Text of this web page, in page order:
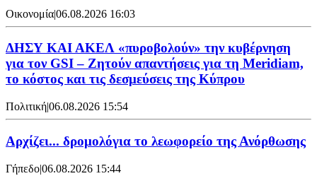
Οικονομία|06.08.2026 16:03
ΔΗΣΥ ΚΑΙ ΑΚΕΛ «πυροβολούν» την κυβέρνηση
για τον GSI – Ζητούν απαντήσεις για τη Meridiam,
το κόστος και τις δεσμεύσεις της Κύπρου
Πολιτική|06.08.2026 15:54
Αρχίζει... δρομολόγια το λεωφορείο της Ανόρθωσης
Γήπεδο|06.08.2026 15:44